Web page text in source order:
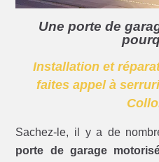
Une porte de
Installation et
faites appel à
Sachez-le, il y a de
porte de garage